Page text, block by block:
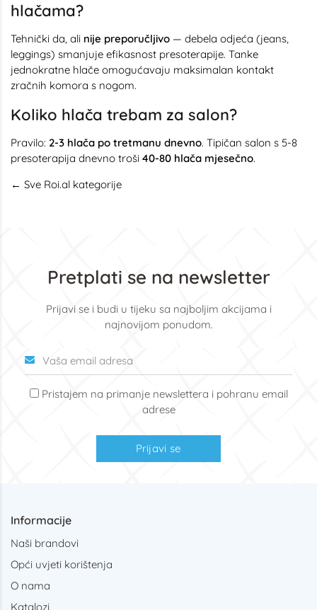
hlačama?
Tehnički da, ali nije preporučljivo — debela odjeća (jeans,
leggings) smanjuje efikasnost presoterapije. Tanke
jednokratne hlače omogućavaju maksimalan kontakt
zračnih komora s nogom.
Koliko hlača trebam za salon?
Pravilo: 2-3 hlača po tretmanu dnevno. Tipičan salon s 5-8
presoterapija dnevno troši 40-80 hlača mjesečno.
← Sve Roi.al kategorije
Pretplati se na newsletter
Prijavi se i budi u tijeku sa najboljim akcijama i
najnovijom ponudom.
Pristajem na primanje newslettera i pohranu email
adrese
Prijavi se
Informacije
Naši brandovi
Opći uvjeti korištenja
O nama
Katalozi